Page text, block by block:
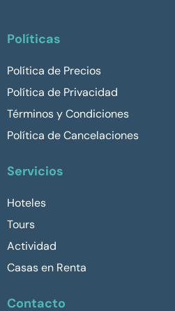
Políticas
Política de Precios
Política de Privacidad
Términos y Condiciones
Política de Cancelaciones
Servicios
Hoteles
Tours
Actividad
Casas en Renta
Contacto